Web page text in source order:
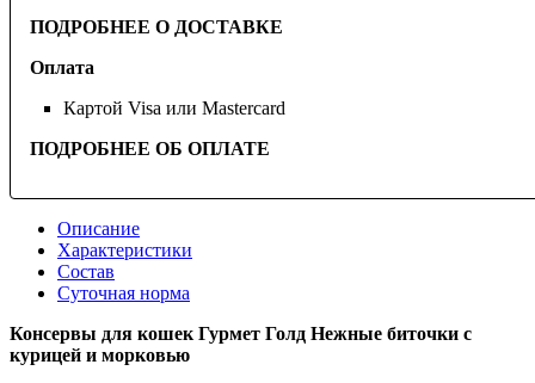
ПОДРОБНЕЕ О ДОСТАВКЕ
Оплата
Картой Visa или Mastercard
ПОДРОБНЕЕ ОБ ОПЛАТЕ
Описание
Характеристики
Состав
Суточная норма
Консервы для кошек Гурмет Голд Нежные биточки с
курицей и морковью